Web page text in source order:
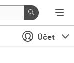
Účet